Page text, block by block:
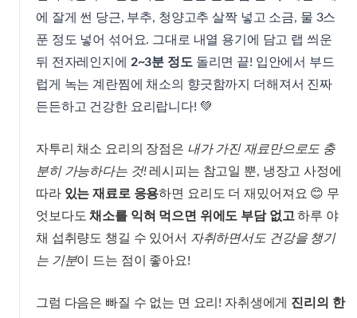
에 잘게 썬 당근, 부추, 청양고추 살짝 넣고 소금, 물 3스
푼 정도 넣어 섞어요. 그대로 내열 용기에 담고 랩 씌운
뒤 전자레인지에 2~3분 정도 돌리면 끝! 입안에서 부드
럽게 녹는 계란찜에 채소의 향긋함까지 더해져서 진짜
든든하고 건강한 요리랍니다! 💚
자투리 채소 요리의 장점은 내가 가진 재료만으로도 충
분히 가능하다는 것!레시피는 참고일 뿐, 냉장고 사정에
따라 있는 재료로 응용하면 요리도 더 재밌어져요 😊 무
엇보다도채소를 익혀 먹으면 위에도 부담 없고 하루 야
채 섭취량도 챙길 수 있어서 자취하면서도 건강을 챙기
는 기분이 드는 점이 좋아요!
그럼 다음은 빠질 수 없는 면 요리! 자취생에게 진리의 한